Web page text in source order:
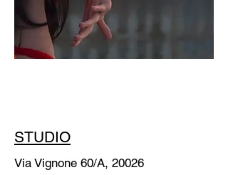
STUDIO
Via Vignone 60/A, 20026